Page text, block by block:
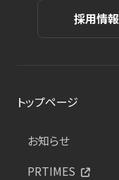
採用情報
トップページ
お知らせ
PRTIMES